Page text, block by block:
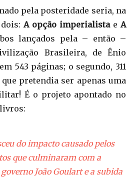
pela posteridade seria, na
dois:A opção imperialistaeA
lançados pela – então –
Brasileira, de Ênio
543 páginas; o segundo, 311
pretendia ser apenas uma
É o projeto apontado no
do impacto causado pelos
que culminaram com a
João Goulart e a subida